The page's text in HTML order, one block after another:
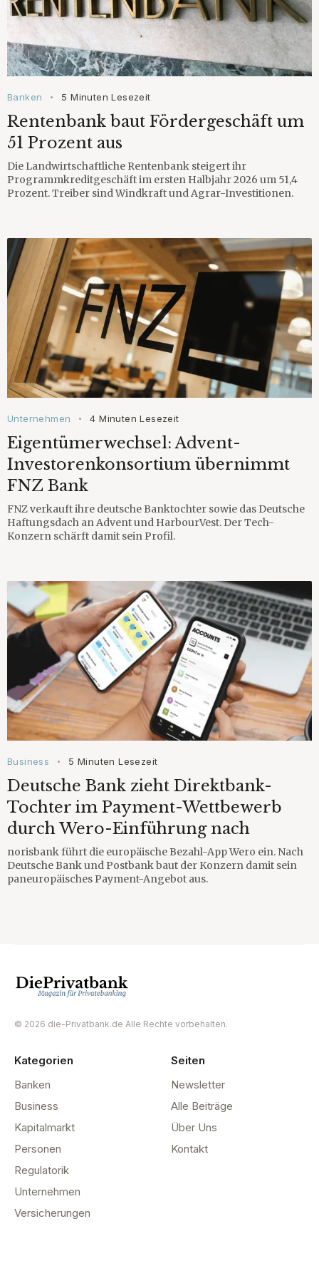
Banken • 5 Minuten Lesezeit
Rentenbank baut Fördergeschäft um
51 Prozent aus
Die Landwirtschaftliche Rentenbank steigert ihr
Programmkreditgeschäft im ersten Halbjahr 2026 um 51,4
Prozent. Treiber sind Windkraft und Agrar-Investitionen.
Unternehmen • 4 Minuten Lesezeit
Eigentümerwechsel: Advent-
Investorenkonsortium übernimmt
FNZ Bank
FNZ verkauft ihre deutsche Banktochter sowie das Deutsche
Haftungsdach an Advent und HarbourVest. Der Tech-
Konzern schärft damit sein Profil.
Business • 5 Minuten Lesezeit
Deutsche Bank zieht Direktbank-
Tochter im Payment-Wettbewerb
durch Wero-Einführung nach
norisbank führt die europäische Bezahl-App Wero ein. Nach
Deutsche Bank und Postbank baut der Konzern damit sein
paneuropäisches Payment-Angebot aus.
© 2026 die-Privatbank.de Alle Rechte vorbehalten.
Kategorien
Banken
Business
Kapitalmarkt
Personen
Regulatorik
Unternehmen
Versicherungen
Seiten
Newsletter
Alle Beiträge
Über Uns
Kontakt